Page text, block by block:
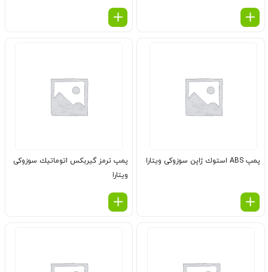
پمپ ABS استوك ژاپن سوزوکی ویتارا
پمپ ترمز گیربكس اتوماتیك سوزوکی
ویتارا